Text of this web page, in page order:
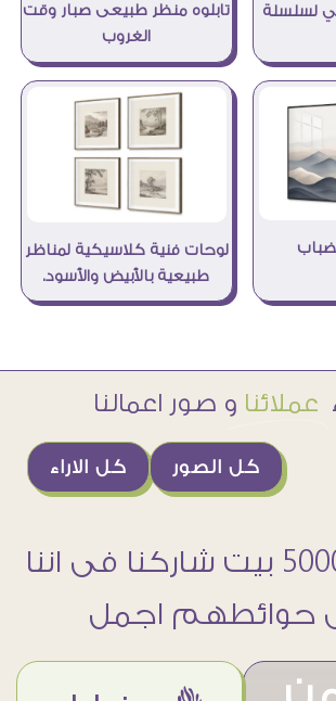
لسلسلة
تابلوه منظر طبيعى صبار وقت
الغروب
لوحات فنية كلاسيكية لمناظر
طبيعية بالأبيض والأسود.
عملائنا و صور اعمالنا
كل الاراء كل الصور
اكتر من 5000 بيت شاركنا فى اننا
حوائطهم اجمل